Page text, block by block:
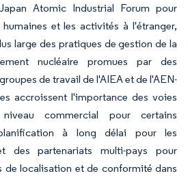
Atomic Industrial Forum pour
et les activités à l'étranger,
large des pratiques de gestion de la
nucléaire promues par des
de travail de l'AIEA et de l'AEN-
accroissent l'importance des voies
commercial pour certains
à long délai pour les
des partenariats multi-pays pour
de localisation et de conformité dans